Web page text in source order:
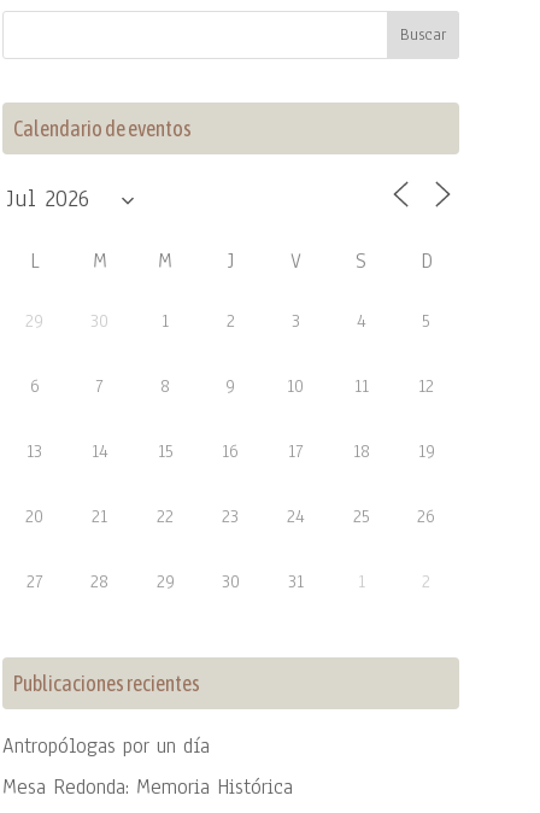
Calendario de eventos
L M M J V S D
29 30 1 2 3 4 5
6 7 8 9 10 11 12
13 14 15 16 17 18 19
20 21 22 23 24 25 26
27 28 29 30 31 1 2
Publicaciones recientes
Antropólogas por un día
Mesa Redonda: Memoria Histórica